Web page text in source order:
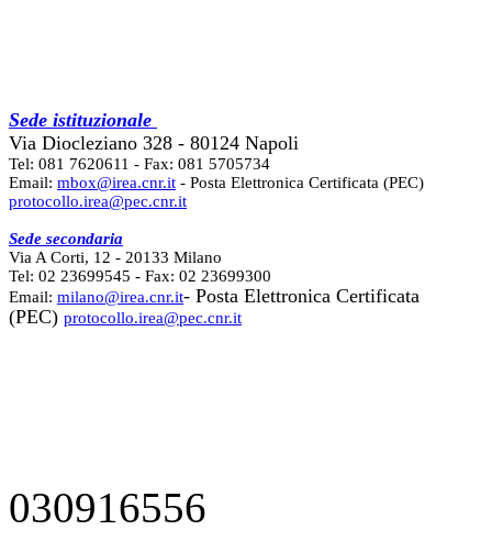
Sede istituzionale
Via Diocleziano 328 - 80124 Napoli
Tel: 081 7620611 - Fax: 081 5705734
Email: mbox@irea.cnr.it - Posta Elettronica Certificata (PEC)
protocollo.irea@pec.cnr.it
Sede secondaria
Via A Corti, 12 - 20133 Milano
Tel: 02 23699545 - Fax: 02 23699300
Email: milano@irea.cnr.it- Posta Elettronica Certificata
(PEC) protocollo.irea@pec.cnr.it
030916556